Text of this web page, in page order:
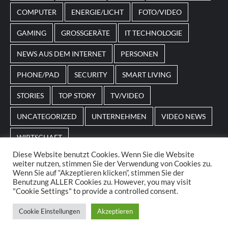
angepasst sein.
COMPUTER ENERGIE/LICHT FOTO/VIDEO
GAMING GROSSGERÄTE IT TECHNOLOGIE
NEWS AUS DEM INTERNET PERSONEN
PHONE/PAD SECURITY SMART LIVING
STORIES TOP STORY TV/VIDEO
UNCATEGORIZED UNTERNEHMEN VIDEO NEWS
WIRTSCHAFT
Home Impressum AGBs Datenschutz
© 2025. POS Media GmbH. All rights reserved.
CoverNewsby AF themes.
Diese Website benutzt Cookies. Wenn Sie die Website
weiter nutzen, stimmen Sie der Verwendung von Cookies zu.
Wenn Sie auf “Akzeptieren klicken”, stimmen Sie der
Benutzung ALLER Cookies zu. However, you may visit
"Cookie Settings" to provide a controlled consent.
Cookie Einstellungen Akzeptieren